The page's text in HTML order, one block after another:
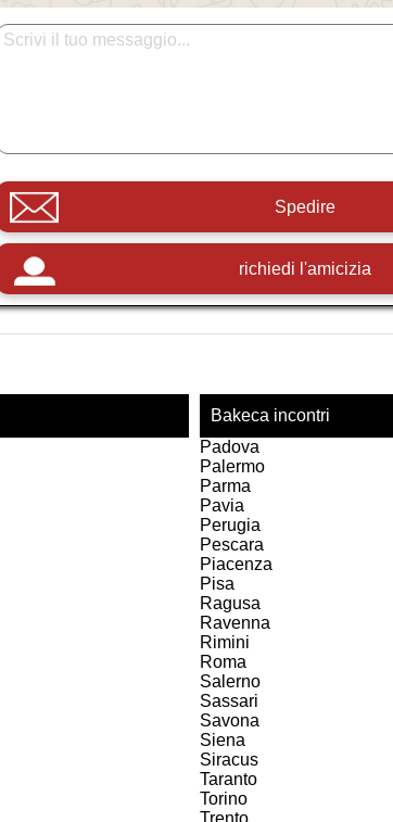
Spedire
richiedi l'amicizia
Bakeca incontri
Padova
Palermo
Parma
Pavia
Perugia
Pescara
Piacenza
Pisa
Ragusa
Ravenna
Rimini
Roma
Salerno
Sassari
Savona
Siena
Siracus
Taranto
Torino
Trento